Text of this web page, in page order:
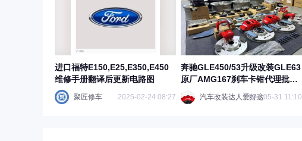
进口福特E150,E25,E350,E450
维修手册翻译后更新电路图
聚匠修车 2025-02-24 08:27
奔驰GLE450/53升级改装GLE63
原厂AMG167刹车卡钳代理批发
提升刹车性能
汽车改装达人爱好这2024-05-31 11:10